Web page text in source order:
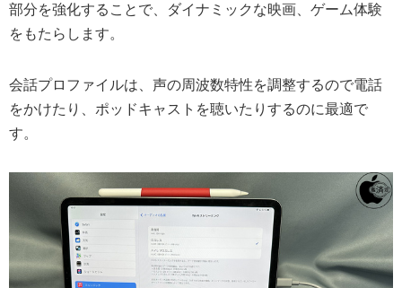
部分を強化することで、ダイナミックな映画、ゲーム体験
をもたらします。
会話プロファイルは、声の周波数特性を調整するので電話
をかけたり、ポッドキャストを聴いたりするのに最適で
す。